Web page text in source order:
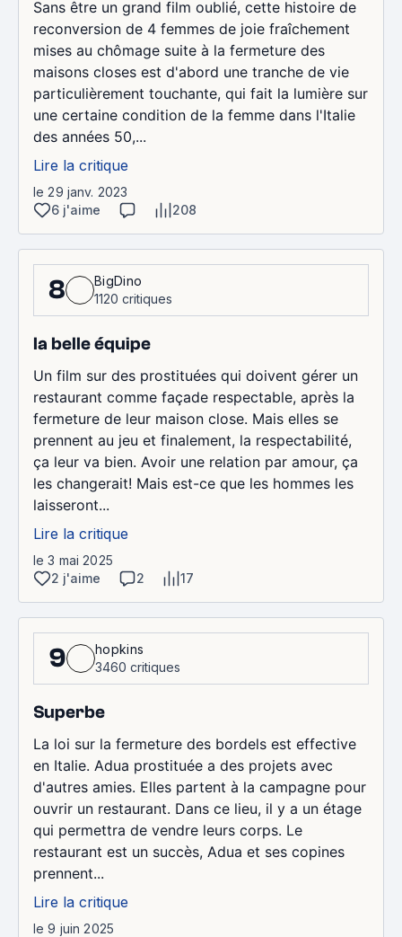
Sans être un grand film oublié, cette histoire de
reconversion de 4 femmes de joie fraîchement
mises au chômage suite à la fermeture des
maisons closes est d'abord une tranche de vie
particulièrement touchante, qui fait la lumière sur
une certaine condition de la femme dans l'Italie
des années 50,...
Lire la critique
le 29 janv. 2023
6 j'aime
208
8
BigDino
1120 critiques
la belle équipe
Un film sur des prostituées qui doivent gérer un
restaurant comme façade respectable, après la
fermeture de leur maison close. Mais elles se
prennent au jeu et finalement, la respectabilité,
ça leur va bien. Avoir une relation par amour, ça
les changerait! Mais est-ce que les hommes les
laisseront...
Lire la critique
le 3 mai 2025
2 j'aime
2 17
9
hopkins
3460 critiques
Superbe
La loi sur la fermeture des bordels est effective
en Italie. Adua prostituée a des projets avec
d'autres amies. Elles partent à la campagne pour
ouvrir un restaurant. Dans ce lieu, il y a un étage
qui permettra de vendre leurs corps. Le
restaurant est un succès, Adua et ses copines
prennent...
Lire la critique
le 9 juin 2025